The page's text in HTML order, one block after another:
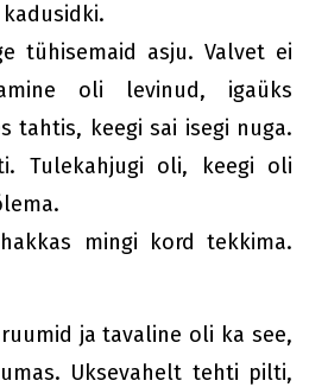
tühisemaid asju. Valvet ei
oli levinud, igaüks
tahtis, keegi sai isegi nuga.
Tulekahjugi oli, keegi oli
mingi kord tekkima.
ja tavaline oli ka see,
Uksevahelt tehti pilti,